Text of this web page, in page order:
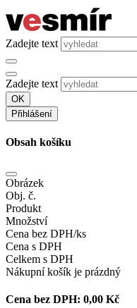
Zadejte text
Zadejte text
OK
Přihlášení
Obsah košíku
Obrázek
Obj. č.
Produkt
Množství
Cena bez DPH/ks
Cena s DPH
Celkem s DPH
Nákupní košík je prázdný
Cena bez DPH: 0,00 Kč